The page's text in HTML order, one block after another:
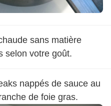
sans matière
selon votre goût.
nappés de sauce au
de foie gras.